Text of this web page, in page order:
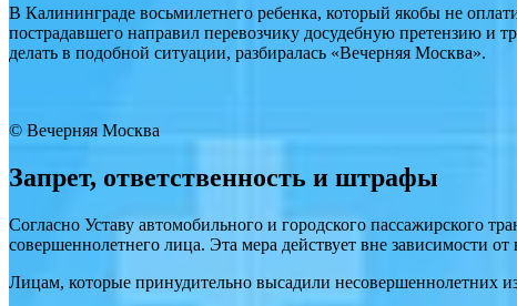
В Калининграде восьмилетнего ребенка, который якобы не
пострадавшего направил перевозчику досудебную претензию и
делать в подобной ситуации, разбиралась «Вечерняя Москва».
© Вечерняя Москва
Запрет, ответственность и штрафы
Согласно Уставу автомобильного и городского пассажирского
совершеннолетнего лица. Эта мера действует вне зависимости
Лицам, которые принудительно высадили несовершеннолетних